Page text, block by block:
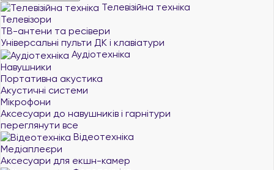
Телевізійна техніка
Телевізори
ТВ-антени та ресівери
Універсальні пульти ДК і клавіатури
Аудіотехніка
Навушники
Портативна акустика
Акустичні системи
Мікрофони
Аксесуари до навушників і гарнітури
переглянути все
Відеотехніка
Медіаплеєри
Аксесуари для екшн-камер